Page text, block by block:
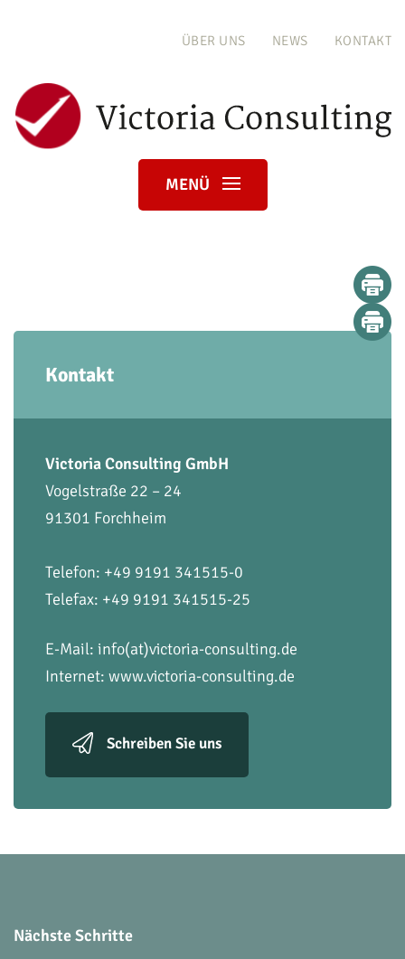
ÜBER UNS NEWS KONTAKT
MENÜ
Kontakt
Victoria Consulting GmbH
Vogelstraße 22 – 24
91301 Forchheim
Telefon: +49 9191 341515-0
Telefax: +49 9191 341515-25
E-Mail: info(at)victoria-consulting.de
Internet: www.victoria-consulting.de
Schreiben Sie uns
Nächste Schritte